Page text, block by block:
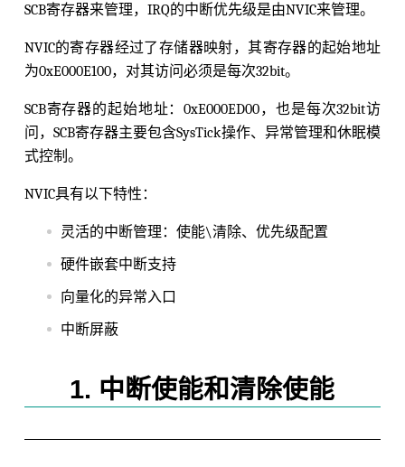
SCB寄存器来管理，IRQ的中断优先级是由NVIC来管理。
NVIC的寄存器经过了存储器映射，其寄存器的起始地址
为0xE000E100，对其访问必须是每次32bit。
SCB寄存器的起始地址：0xE000ED00，也是每次32bit访
问，SCB寄存器主要包含SysTick操作、异常管理和休眠模
式控制。
NVIC具有以下特性：
灵活的中断管理：使能\清除、优先级配置
硬件嵌套中断支持
向量化的异常入口
中断屏蔽
1. 中断使能和清除使能